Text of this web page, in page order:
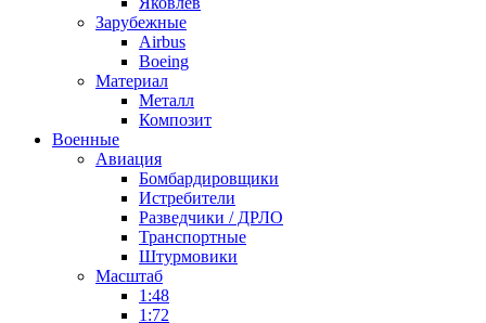
Зарубежные
Airbus
Boeing
Материал
Металл
Композит
Военные
Авиация
Бомбардировщики
Истребители
Разведчики / ДРЛО
Транспортные
Штурмовики
Масштаб
1:48
1:72